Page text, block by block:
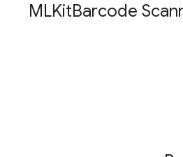
Barcode